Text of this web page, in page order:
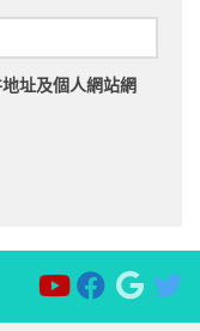
址及個人網站網